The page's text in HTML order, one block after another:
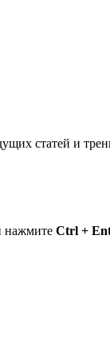
статей и
нажмите Ctrl +